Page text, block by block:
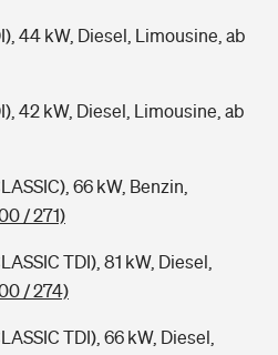
für deine Kids
44 kW, Diesel, Limousine, ab
42 kW, Diesel, Limousine, ab
66 kW, Benzin,
/ 271)
TDI), 81 kW, Diesel,
/ 274)
TDI), 66 kW, Diesel,